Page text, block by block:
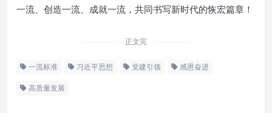
一流、创造一流、成就一流，共同书写新时代的恢宏篇章！
正文完
一流标准 习近平思想 党建引领 感恩奋进
高质量发展